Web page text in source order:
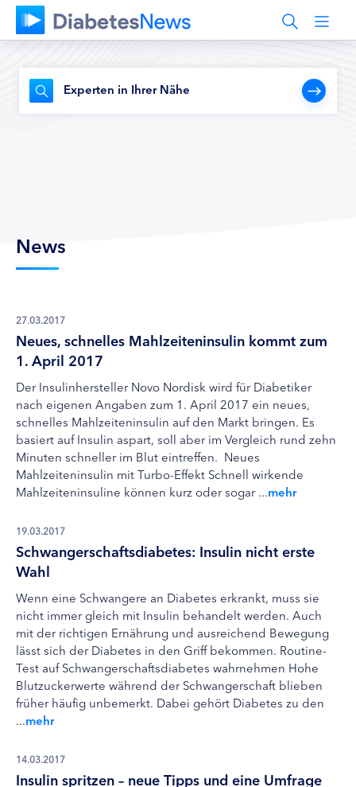
Experten in Ihrer Nähe
News
27.03.2017
Neues, schnelles Mahlzeiteninsulin kommt zum
1. April 2017
Der Insulinhersteller Novo Nordisk wird für Diabetiker
nach eigenen Angaben zum 1. April 2017 ein neues,
schnelles Mahlzeiteninsulin auf den Markt bringen. Es
basiert auf Insulin aspart, soll aber im Vergleich rund zehn
Minuten schneller im Blut eintreffen. Neues
Mahlzeiteninsulin mit Turbo-Effekt Schnell wirkende
Mahlzeiteninsuline können kurz oder sogar ...mehr
19.03.2017
Schwangerschaftsdiabetes: Insulin nicht erste
Wahl
Wenn eine Schwangere an Diabetes erkrankt, muss sie
nicht immer gleich mit Insulin behandelt werden. Auch
mit der richtigen Ernährung und ausreichend Bewegung
lässt sich der Diabetes in den Griff bekommen. Routine-
Test auf Schwangerschaftsdiabetes wahrnehmen Hohe
Blutzuckerwerte während der Schwangerschaft blieben
früher häufig unbemerkt. Dabei gehört Diabetes zu den
...mehr
14.03.2017
Insulin spritzen – neue Tipps und eine Umfrage